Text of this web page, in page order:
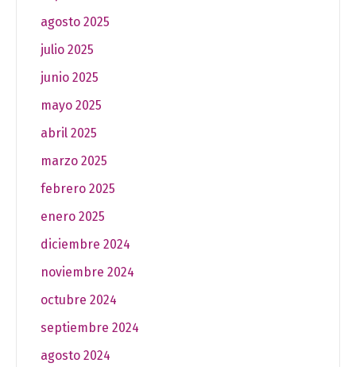
agosto 2025
julio 2025
junio 2025
mayo 2025
abril 2025
marzo 2025
febrero 2025
enero 2025
diciembre 2024
noviembre 2024
octubre 2024
septiembre 2024
agosto 2024